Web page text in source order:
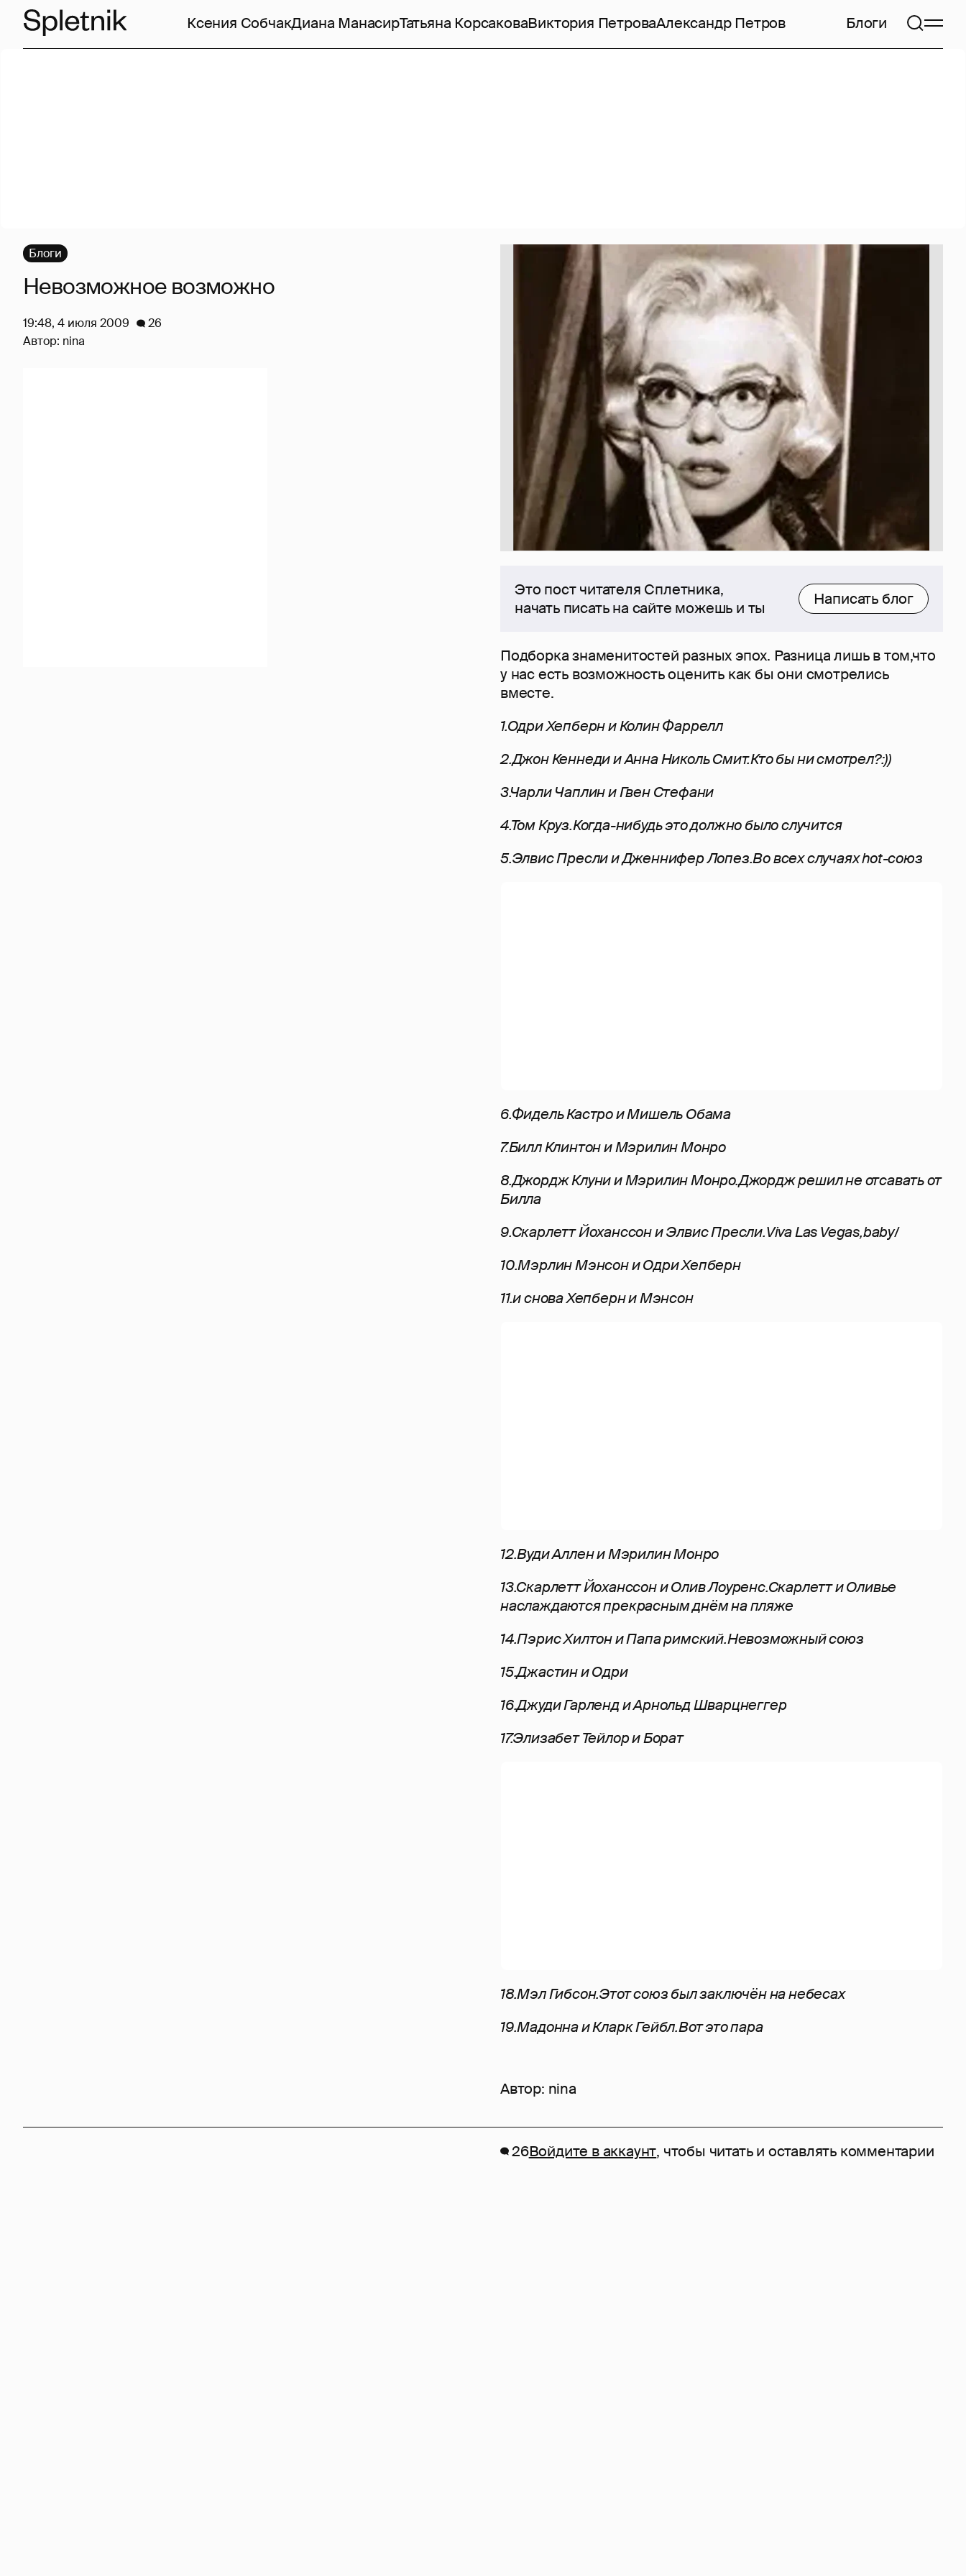
Ксения СобчакДиана МанасирТатьяна КорсаковаВиктория ПетроваАлександр Петров Блоги
Это пост читателя Сплетника,
начать писать на сайте можешь и ты
Написать блог
Подборка знаменитостей разных эпох. Разница лишь в том,что
у нас есть возможность оценить как бы они смотрелись
вместе.
1.Одри Хепберн и Колин Фаррелл
2.Джон Кеннеди и Анна Николь Смит.Кто бы ни смотрел?:))
3.Чарли Чаплин и Гвен Стефани
4.Том Круз.Когда-нибудь это должно было случится
5.Элвис Пресли и Дженнифер Лопез.Во всех случаях hot-союз
6.Фидель Кастро и Мишель Обама
7.Билл Клинтон и Мэрилин Монро
8.Джордж Клуни и Мэрилин Монро.Джордж решил не отсавать от
Билла
9.Cкарлетт Йоханссон и Элвис Пресли.Viva Las Vegas,baby/
10.Мэрлин Мэнсон и Одри Хепберн
11.и снова Хепберн и Мэнсон
12.Вуди Аллен и Мэрилин Монро
13.Скарлетт Йоханссон и Олив Лоуренс.Скарлетт и Оливье
наслаждаются прекрасным днём на пляже
14.Пэрис Хилтон и Папа римский.Невозможный союз
15.Джастин и Одри
16.Джуди Гарленд и Арнольд Шварцнеггер
17.Элизабет Тейлор и Борат
18.Мэл Гибсон.Этот союз был заключён на небесах
19.Мадонна и Кларк Гейбл.Вот это пара
Автор: nina
Блоги
Невозможное возможно
19:48, 4 июля 2009
26
Автор: nina
26Войдите в аккаунт, чтобы читать и оставлять комментарии